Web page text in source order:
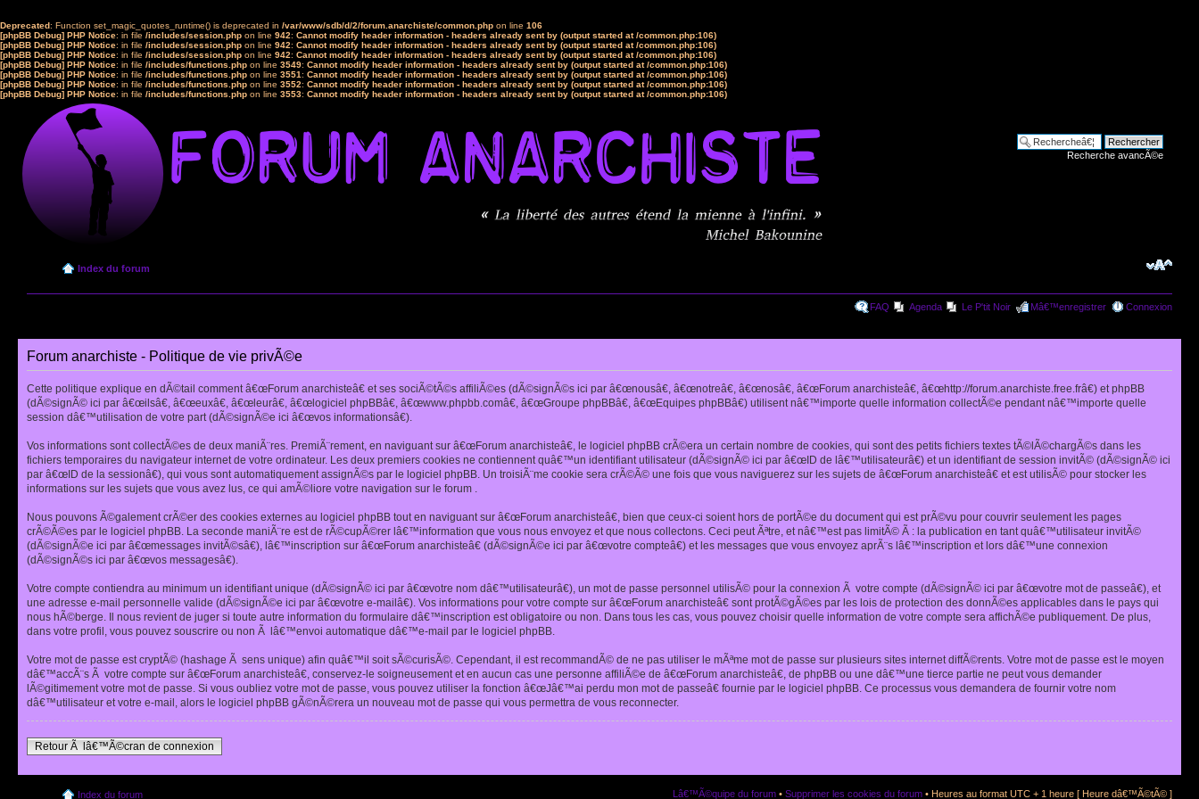
Deprecated: Function set_magic_quotes_runtime() is deprecated in /var/www/sdb/d/2/forum.anarchiste/common.php on line 106
[phpBB Debug] PHP Notice: in file /includes/session.php on line 942: Cannot modify header information - headers already sent by (output started at /common.php:106)
[phpBB Debug] PHP Notice: in file /includes/session.php on line 942: Cannot modify header information - headers already sent by (output started at /common.php:106)
[phpBB Debug] PHP Notice: in file /includes/session.php on line 942: Cannot modify header information - headers already sent by (output started at /common.php:106)
[phpBB Debug] PHP Notice: in file /includes/functions.php on line 3549: Cannot modify header information - headers already sent by (output started at /common.php:106)
[phpBB Debug] PHP Notice: in file /includes/functions.php on line 3551: Cannot modify header information - headers already sent by (output started at /common.php:106)
[phpBB Debug] PHP Notice: in file /includes/functions.php on line 3552: Cannot modify header information - headers already sent by (output started at /common.php:106)
[phpBB Debug] PHP Notice: in file /includes/functions.php on line 3553: Cannot modify header information - headers already sent by (output started at /common.php:106)
Recherche avancÃ©e
Index du forum
FAQ Agenda Le P'tit Noir Mâ€™enregistrer Connexion
Forum anarchiste - Politique de vie privÃ©e
Cette politique explique en dÃ©tail comment â€œForum anarchisteâ€ et ses sociÃ©tÃ©s affiliÃ©es (dÃ©signÃ©s ici par â€œnousâ€, â€œnotreâ€, â€œnosâ€, â€œForum anarchisteâ€, â€œhttp://forum.anarchiste.free.frâ€) et phpBB
(dÃ©signÃ© ici par â€œilsâ€, â€œeuxâ€, â€œleurâ€, â€œlogiciel phpBBâ€, â€œwww.phpbb.comâ€, â€œGroupe phpBBâ€, â€œEquipes phpBBâ€) utilisent nâ€™importe quelle information collectÃ©e pendant nâ€™importe quelle
session dâ€™utilisation de votre part (dÃ©signÃ©e ici â€œvos informationsâ€).
Vos informations sont collectÃ©es de deux maniÃ¨res. PremiÃ¨rement, en naviguant sur â€œForum anarchisteâ€, le logiciel phpBB crÃ©era un certain nombre de cookies, qui sont des petits fichiers textes tÃ©lÃ©chargÃ©s dans les
fichiers temporaires du navigateur internet de votre ordinateur. Les deux premiers cookies ne contiennent quâ€™un identifiant utilisateur (dÃ©signÃ© ici par â€œID de lâ€™utilisateurâ€) et un identifiant de session invitÃ© (dÃ©signÃ© ici
par â€œID de la sessionâ€), qui vous sont automatiquement assignÃ©s par le logiciel phpBB. Un troisiÃ¨me cookie sera crÃ©Ã© une fois que vous naviguerez sur les sujets de â€œForum anarchisteâ€ et est utilisÃ© pour stocker les
informations sur les sujets que vous avez lus, ce qui amÃ©liore votre navigation sur le forum .
Nous pouvons Ã©galement crÃ©er des cookies externes au logiciel phpBB tout en naviguant sur â€œForum anarchisteâ€, bien que ceux-ci soient hors de portÃ©e du document qui est prÃ©vu pour couvrir seulement les pages
crÃ©Ã©es par le logiciel phpBB. La seconde maniÃ¨re est de rÃ©cupÃ©rer lâ€™information que vous nous envoyez et que nous collectons. Ceci peut Ãªtre, et nâ€™est pas limitÃ© Ã : la publication en tant quâ€™utilisateur invitÃ©
(dÃ©signÃ©e ici par â€œmessages invitÃ©sâ€), lâ€™inscription sur â€œForum anarchisteâ€ (dÃ©signÃ©e ici par â€œvotre compteâ€) et les messages que vous envoyez aprÃ¨s lâ€™inscription et lors dâ€™une connexion
(dÃ©signÃ©s ici par â€œvos messagesâ€).
Votre compte contiendra au minimum un identifiant unique (dÃ©signÃ© ici par â€œvotre nom dâ€™utilisateurâ€), un mot de passe personnel utilisÃ© pour la connexion Ã votre compte (dÃ©signÃ© ici par â€œvotre mot de passeâ€), et
une adresse e-mail personnelle valide (dÃ©signÃ©e ici par â€œvotre e-mailâ€). Vos informations pour votre compte sur â€œForum anarchisteâ€ sont protÃ©gÃ©es par les lois de protection des donnÃ©es applicables dans le pays qui
nous hÃ©berge. Il nous revient de juger si toute autre information du formulaire dâ€™inscription est obligatoire ou non. Dans tous les cas, vous pouvez choisir quelle information de votre compte sera affichÃ©e publiquement. De plus,
dans votre profil, vous pouvez souscrire ou non Ã lâ€™envoi automatique dâ€™e-mail par le logiciel phpBB.
Votre mot de passe est cryptÃ© (hashage Ã sens unique) afin quâ€™il soit sÃ©curisÃ©. Cependant, il est recommandÃ© de ne pas utiliser le mÃªme mot de passe sur plusieurs sites internet diffÃ©rents. Votre mot de passe est le moyen
dâ€™accÃ¨s Ã votre compte sur â€œForum anarchisteâ€, conservez-le soigneusement et en aucun cas une personne affiliÃ©e de â€œForum anarchisteâ€, de phpBB ou une dâ€™une tierce partie ne peut vous demander
lÃ©gitimement votre mot de passe. Si vous oubliez votre mot de passe, vous pouvez utiliser la fonction â€œJâ€™ai perdu mon mot de passeâ€ fournie par le logiciel phpBB. Ce processus vous demandera de fournir votre nom
dâ€™utilisateur et votre e-mail, alors le logiciel phpBB gÃ©nÃ©rera un nouveau mot de passe qui vous permettra de vous reconnecter.
Retour Ã lâ€™Ã©cran de connexion
Index du forum Lâ€™Ã©quipe du forum • Supprimer les cookies du forum • Heures au format UTC + 1 heure [ Heure dâ€™Ã©tÃ© ]